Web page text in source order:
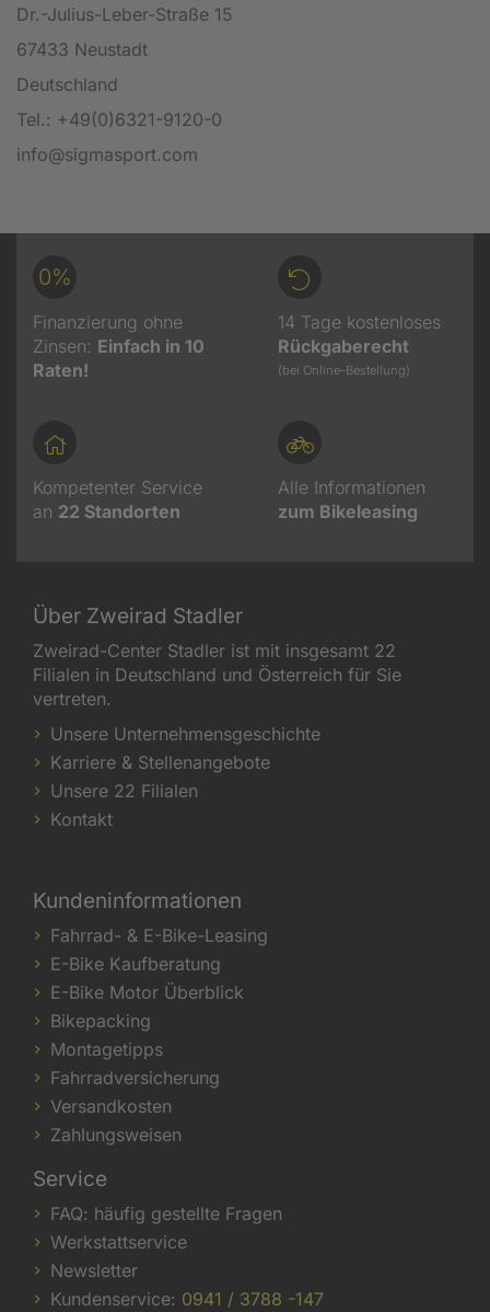
Dr.-Julius-Leber-Straße 15
67433 Neustadt
Deutschland
Tel.: +49(0)6321-9120-0
info@sigmasport.com
0%
Finanzierung ohne
Zinsen: Einfach in 10
Raten!
14 Tage kostenloses
Rückgaberecht
(bei Online-Bestellung)
Kompetenter Service
an 22 Standorten
Alle Informationen
zum Bikeleasing
Über Zweirad Stadler
Zweirad-Center Stadler ist mit insgesamt 22
Filialen in Deutschland und Österreich für Sie
vertreten.
Unsere Unternehmensgeschichte
Karriere & Stellenangebote
Unsere 22 Filialen
Kontakt
Kundeninformationen
Fahrrad- & E-Bike-Leasing
E-Bike Kaufberatung
E-Bike Motor Überblick
Bikepacking
Montagetipps
Fahrradversicherung
Versandkosten
Zahlungsweisen
Service
FAQ: häufig gestellte Fragen
Werkstattservice
Newsletter
Kundenservice: 0941 / 3788 -147